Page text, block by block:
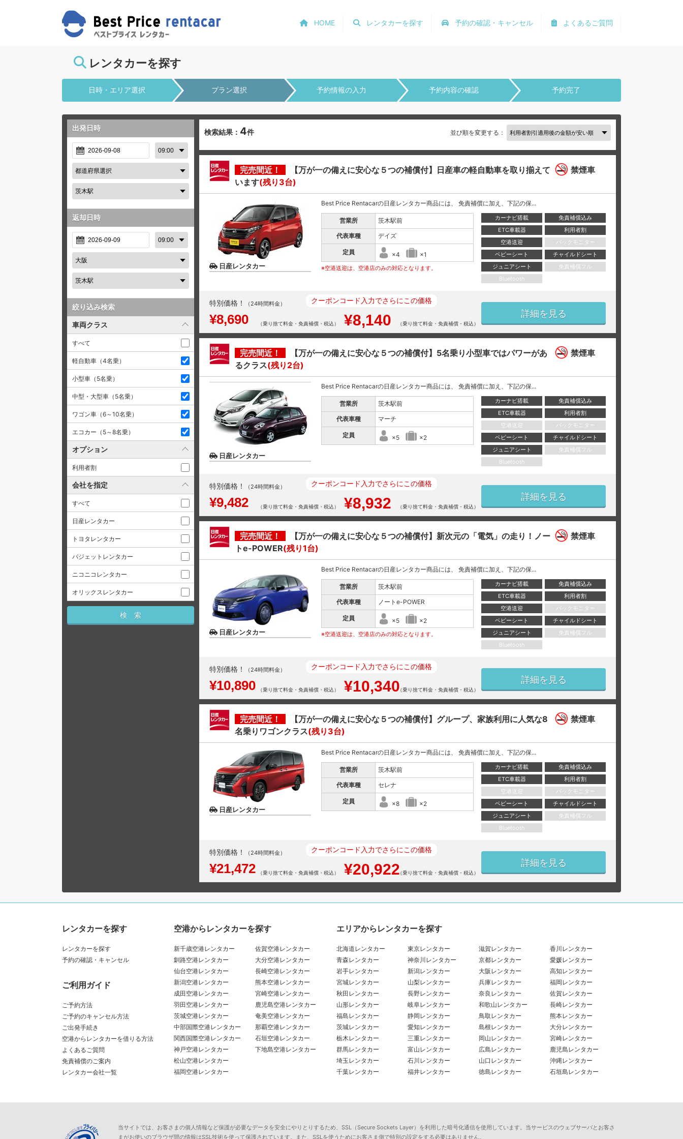
よくあるご質問
予約の確認・キャンセル
レンタカーを探す
HOME
レンタカーを探す
日時・エリア選択 プラン選択 予約情報の入力 予約内容の確認 予約完了
出発日時
返却日時
絞り込み検索
車両クラス
すべて
軽自動車（4名乗）
小型車（5名乗）
中型・大型車（5名乗）
ワゴン車（6～10名乗）
エコカー（5～8名乗）
オプション
利用者割
会社を指定
すべて
日産レンタカー
トヨタレンタカー
バジェットレンタカー
ニコニコレンタカー
オリックスレンタカー
検索結果： 4件 並び順を変更する：
完売間近！
【万が一の備えに安心な５つの補償付】日産車の軽自動車を取り揃えて
います(残り3台)
禁煙車
日産レンタカー
Best Price Rentacarの日産レンタカー商品には、 免責補償に加え、下記の保...
営業所
茨木駅前
代表車種
デイズ
定員 ×4 ×1
※空港送迎は、空港店のみの対応となります。
カーナビ搭載
免責補償込み
ETC車載器
利用者割
空港送迎
バックモニター
ベビーシート
チャイルドシート
ジュニアシート
免責補償フル
Bluetooth
特別価格！ （24時間料金）
¥8,690 （乗り捨て料金・免責補償・税込）
クーポンコード入力でさらにこの価格
¥8,140 （乗り捨て料金・免責補償・税込）
詳細を見る
完売間近！
【万が一の備えに安心な５つの補償付】5名乗り小型車ではパワーがあ
るクラス(残り2台)
禁煙車
日産レンタカー
Best Price Rentacarの日産レンタカー商品には、 免責補償に加え、下記の保...
営業所
茨木駅前
代表車種
マーチ
定員 ×5 ×2
カーナビ搭載
免責補償込み
ETC車載器
利用者割
空港送迎
バックモニター
ベビーシート
チャイルドシート
ジュニアシート
免責補償フル
Bluetooth
特別価格！ （24時間料金）
¥9,482 （乗り捨て料金・免責補償・税込）
クーポンコード入力でさらにこの価格
¥8,932 （乗り捨て料金・免責補償・税込）
詳細を見る
完売間近！
【万が一の備えに安心な５つの補償付】新次元の「電気」の走り！ノー
トe-POWER(残り1台)
禁煙車
日産レンタカー
Best Price Rentacarの日産レンタカー商品には、 免責補償に加え、下記の保...
営業所
茨木駅前
代表車種
ノートe-POWER
定員 ×5 ×2
※空港送迎は、空港店のみの対応となります。
カーナビ搭載
免責補償込み
ETC車載器
利用者割
空港送迎
バックモニター
ベビーシート
チャイルドシート
ジュニアシート
免責補償フル
Bluetooth
特別価格！ （24時間料金）
¥10,890 （乗り捨て料金・免責補償・税込）
クーポンコード入力でさらにこの価格
¥10,340（乗り捨て料金・免責補償・税込）
詳細を見る
完売間近！
【万が一の備えに安心な５つの補償付】グループ、家族利用に人気な8
名乗りワゴンクラス(残り3台)
禁煙車
日産レンタカー
Best Price Rentacarの日産レンタカー商品には、 免責補償に加え、下記の保...
営業所
茨木駅前
代表車種
セレナ
定員 ×8 ×2
カーナビ搭載
免責補償込み
ETC車載器
利用者割
空港送迎
バックモニター
ベビーシート
チャイルドシート
ジュニアシート
免責補償フル
Bluetooth
特別価格！ （24時間料金）
¥21,472 （乗り捨て料金・免責補償・税込）
クーポンコード入力でさらにこの価格
¥20,922（乗り捨て料金・免責補償・税込）
詳細を見る
レンタカーを探す
レンタカーを探す
予約の確認・キャンセル
ご利用ガイド
ご予約方法
ご予約のキャンセル方法
ご出発手続き
空港からレンタカーを借りる方法
よくあるご質問
免責補償のご案内
レンタカー会社一覧
空港からレンタカーを探す
新千歳空港レンタカー
釧路空港レンタカー
仙台空港レンタカー
新潟空港レンタカー
成田空港レンタカー
羽田空港レンタカー
茨城空港レンタカー
中部国際空港レンタカー
関西国際空港レンタカー
神戸空港レンタカー
松山空港レンタカー
福岡空港レンタカー
佐賀空港レンタカー
大分空港レンタカー
長崎空港レンタカー
熊本空港レンタカー
宮崎空港レンタカー
鹿児島空港レンタカー
奄美空港レンタカー
那覇空港レンタカー
石垣空港レンタカー
下地島空港レンタカー
エリアからレンタカーを探す
北海道レンタカー
青森レンタカー
岩手レンタカー
宮城レンタカー
秋田レンタカー
山形レンタカー
福島レンタカー
茨城レンタカー
栃木レンタカー
群馬レンタカー
埼玉レンタカー
千葉レンタカー
東京レンタカー
神奈川レンタカー
新潟レンタカー
山梨レンタカー
長野レンタカー
岐阜レンタカー
静岡レンタカー
愛知レンタカー
三重レンタカー
富山レンタカー
石川レンタカー
福井レンタカー
滋賀レンタカー
京都レンタカー
大阪レンタカー
兵庫レンタカー
奈良レンタカー
和歌山レンタカー
鳥取レンタカー
島根レンタカー
岡山レンタカー
広島レンタカー
山口レンタカー
徳島レンタカー
香川レンタカー
愛媛レンタカー
高知レンタカー
福岡レンタカー
佐賀レンタカー
長崎レンタカー
熊本レンタカー
大分レンタカー
宮崎レンタカー
鹿児島レンタカー
沖縄レンタカー
石垣島レンタカー
当サイトでは、お客さまの個人情報など保護が必要なデータを安全にやりとりするため、SSL（Secure Sockets Layer）を利用した暗号化通信を使用しています。当サービスのウェブサーバとお客さ
まがお使いのブラウザ間の情報はSSL技術を使って保護されています。また、SSLを使うためにお客さま側で特別の設定をする必要はありません。